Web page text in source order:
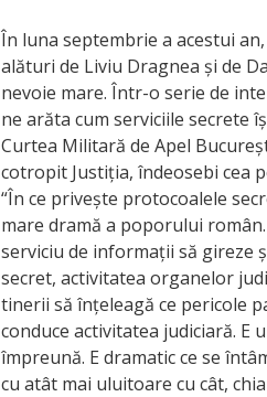
În luna septembrie a acestui
alături de Liviu Dragnea și de
nevoie mare. Într-o serie de
ne arăta cum serviciile secrete
Curtea Militară de Apel
cotropit Justiția, îndeosebi cea
“În ce privește protocoalele
mare dramă a poporului
serviciu de informații să gireze
secret, activitatea organelor
tinerii să înțeleagă ce pericole
conduce activitatea judiciară. E
împreună. E dramatic ce se
cu atât mai uluitoare cu cât,